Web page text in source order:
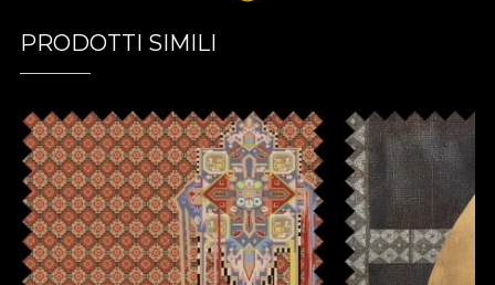
PRODOTTI SIMILI